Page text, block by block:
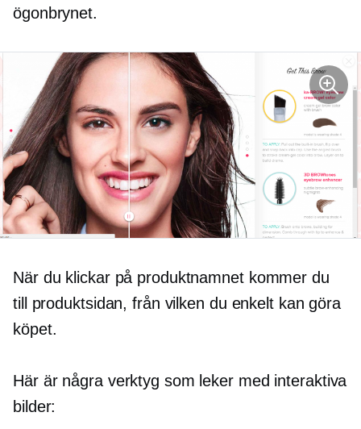
ögonbrynet.
När du klickar på produktnamnet kommer du
till produktsidan, från vilken du enkelt kan göra
köpet.
Här är några verktyg som leker med interaktiva
bilder: